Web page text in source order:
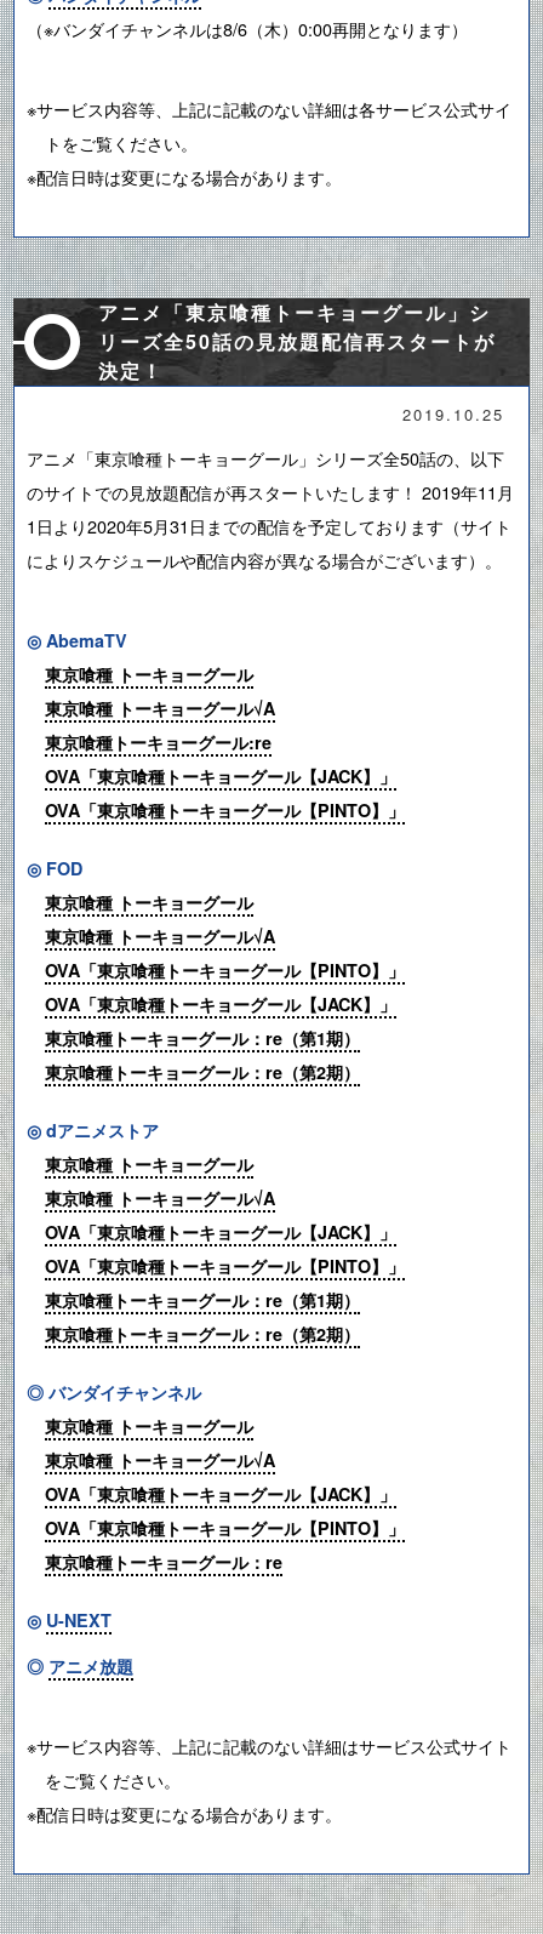
（※バンダイチャンネルは8/6（木）0:00再開となります）
※サービス内容等、上記に記載のない詳細は各サービス公式サイ
トをご覧ください。
※配信日時は変更になる場合があります。
アニメ「東京喰種トーキョーグール」シ
リーズ全50話の見放題配信再スタートが
決定！
2019.10.25
アニメ「東京喰種トーキョーグール」シリーズ全50話の、以下
のサイトでの見放題配信が再スタートいたします！ 2019年11月
1日より2020年5月31日までの配信を予定しております（サイト
によりスケジュールや配信内容が異なる場合がございます）。
◎ AbemaTV
東京喰種 トーキョーグール
東京喰種 トーキョーグール√A
東京喰種トーキョーグール:re
OVA「東京喰種トーキョーグール【JACK】」
OVA「東京喰種トーキョーグール【PINTO】」
◎ FOD
東京喰種 トーキョーグール
東京喰種 トーキョーグール√A
OVA「東京喰種トーキョーグール【PINTO】」
OVA「東京喰種トーキョーグール【JACK】」
東京喰種トーキョーグール：re（第1期）
東京喰種トーキョーグール：re（第2期）
◎ dアニメストア
東京喰種 トーキョーグール
東京喰種 トーキョーグール√A
OVA「東京喰種トーキョーグール【JACK】」
OVA「東京喰種トーキョーグール【PINTO】」
東京喰種トーキョーグール：re（第1期）
東京喰種トーキョーグール：re（第2期）
◎ バンダイチャンネル
東京喰種 トーキョーグール
東京喰種 トーキョーグール√A
OVA「東京喰種トーキョーグール【JACK】」
OVA「東京喰種トーキョーグール【PINTO】」
東京喰種トーキョーグール：re
◎ U-NEXT
◎ アニメ放題
※サービス内容等、上記に記載のない詳細はサービス公式サイト
をご覧ください。
※配信日時は変更になる場合があります。